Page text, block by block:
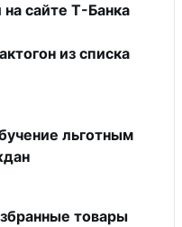
сайте Т-Банка
из списка
льготным
товары